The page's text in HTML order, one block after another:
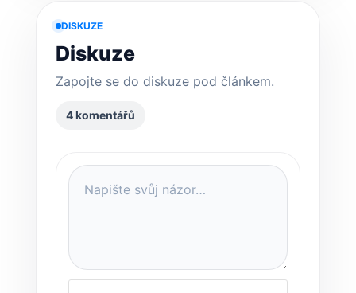
DISKUZE
Diskuze
Zapojte se do diskuze pod článkem.
4 komentářů